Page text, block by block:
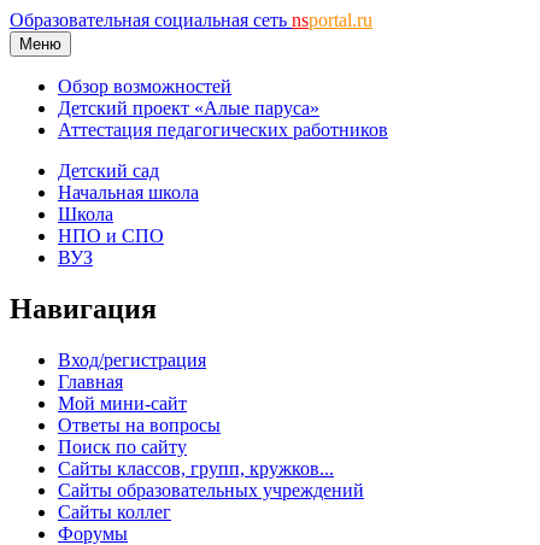
Образовательная социальная сеть nsportal.ru
Меню
Обзор возможностей
Детский проект «Алые паруса»
Аттестация педагогических работников
Детский сад
Начальная школа
Школа
НПО и СПО
ВУЗ
Навигация
Вход/регистрация
Главная
Мой мини-сайт
Ответы на вопросы
Поиск по сайту
Сайты классов, групп, кружков...
Сайты образовательных учреждений
Сайты коллег
Форумы